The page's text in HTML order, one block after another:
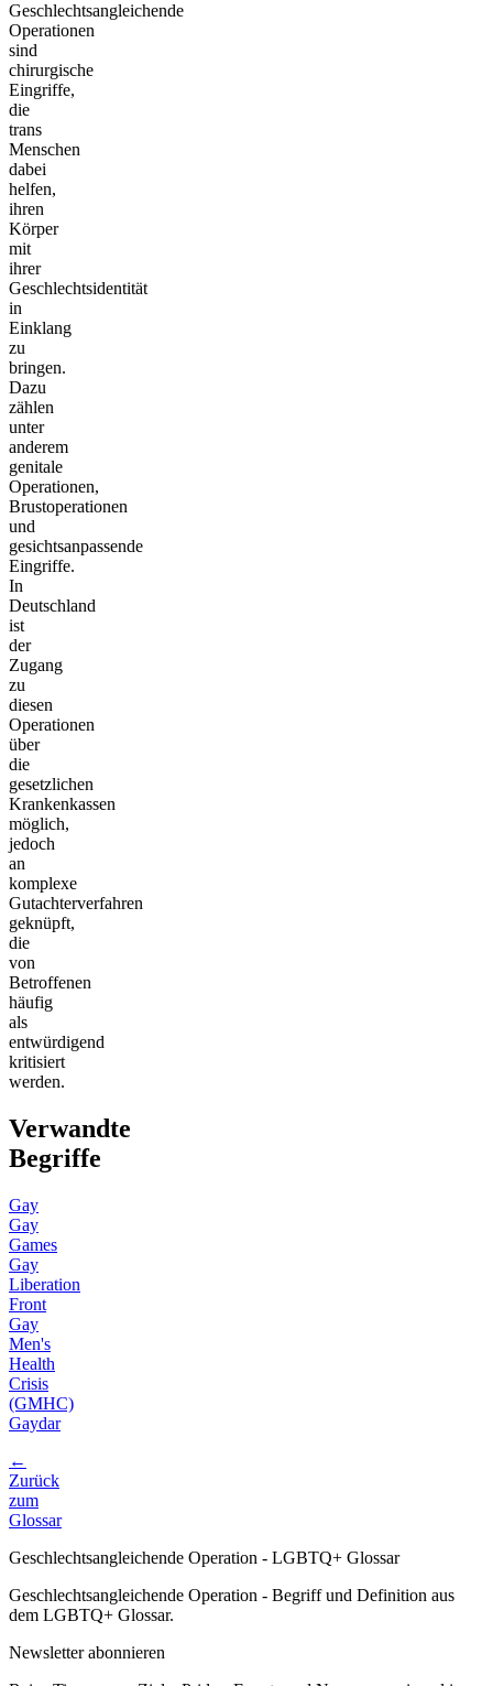
Geschlechtsangleichende
Operationen
sind
chirurgische
Eingriffe,
die
trans
Menschen
dabei
helfen,
ihren
Körper
mit
ihrer
Geschlechtsidentität
in
Einklang
zu
bringen.
Dazu
zählen
unter
anderem
genitale
Operationen,
Brustoperationen
und
gesichtsanpassende
Eingriffe.
In
Deutschland
ist
der
Zugang
zu
diesen
Operationen
über
die
gesetzlichen
Krankenkassen
möglich,
jedoch
an
komplexe
Gutachterverfahren
geknüpft,
die
von
Betroffenen
häufig
als
entwürdigend
kritisiert
werden.
Verwandte
Begriffe
Gay
Gay
Games
Gay
Liberation
Front
Gay
Men's
Health
Crisis
(GMHC)
Gaydar
←
Zurück
zum
Glossar
Geschlechtsangleichende Operation - LGBTQ+ Glossar
Geschlechtsangleichende Operation - Begriff und Definition aus
dem LGBTQ+ Glossar.
Newsletter abonnieren